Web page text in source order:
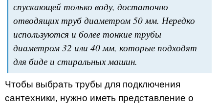
спускающей только воду, достаточно
отводящих труб диаметром 50 мм. Нередко
используются и более тонкие трубы
диаметром 32 или 40 мм, которые подходят
для биде и стиральных машин.
Чтобы выбрать трубы для подключения
сантехники, нужно иметь представление о